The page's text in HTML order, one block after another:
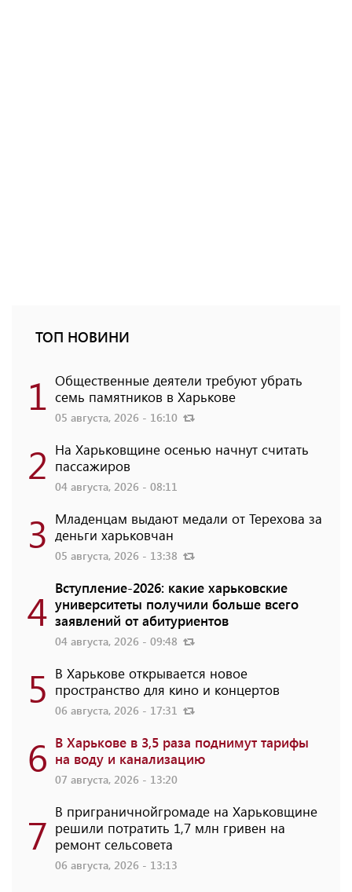
ТОП НОВИНИ
1 Общественные деятели требуют убрать
семь памятников в Харькове
05 августа, 2026 - 16:10
2 На Харьковщине осенью начнут считать
пассажиров
04 августа, 2026 - 08:11
3 Младенцам выдают медали от Терехова за
деньги харьковчан
05 августа, 2026 - 13:38
4 Вступление-2026: какие харьковские
университеты получили больше всего
заявлений от абитуриентов
04 августа, 2026 - 09:48
5 В Харькове открывается новое
пространство для кино и концертов
06 августа, 2026 - 17:31
6 В Харькове в 3,5 раза поднимут тарифы
на воду и канализацию
07 августа, 2026 - 13:20
7 В приграничнойгромаде на Харьковщине
решили потратить 1,7 млн ​​гривен на
ремонт сельсовета
06 августа, 2026 - 13:13